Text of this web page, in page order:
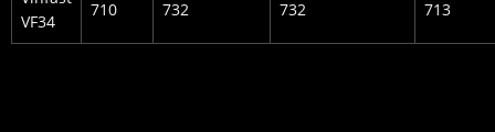
VF34
710 732 732 713